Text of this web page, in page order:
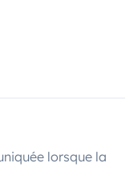
lorsque la